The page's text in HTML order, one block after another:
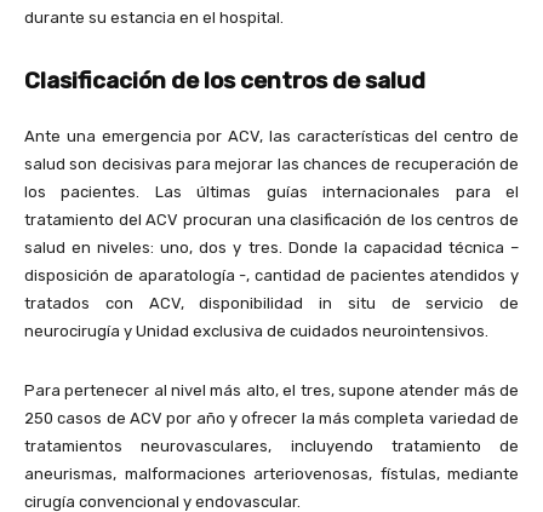
durante su estancia en el hospital.
Clasificación de los centros de salud
Ante una emergencia por ACV, las características del centro de
salud son decisivas para mejorar las chances de recuperación de
los pacientes. Las últimas guías internacionales para el
tratamiento del ACV procuran una clasificación de los centros de
salud en niveles: uno, dos y tres. Donde la capacidad técnica –
disposición de aparatología -, cantidad de pacientes atendidos y
tratados con ACV, disponibilidad in situ de servicio de
neurocirugía y Unidad exclusiva de cuidados neurointensivos.
Para pertenecer al nivel más alto, el tres, supone atender más de
250 casos de ACV por año y ofrecer la más completa variedad de
tratamientos neurovasculares, incluyendo tratamiento de
aneurismas, malformaciones arteriovenosas, fístulas, mediante
cirugía convencional y endovascular.